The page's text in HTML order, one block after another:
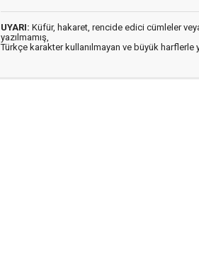
UYARI: Küfür, hakaret, rencide edici cümleler
yazılmamış,
Türkçe karakter kullanılmayan ve büyük harflerle